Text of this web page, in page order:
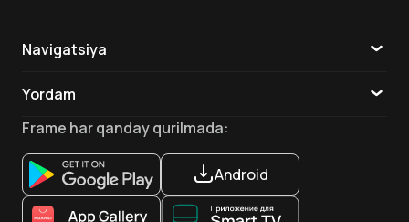
Bosh aktyor
Navigatsiya
Yordam
Aloqa
Ilovalar
Frame har qanday qurilmada:
Android